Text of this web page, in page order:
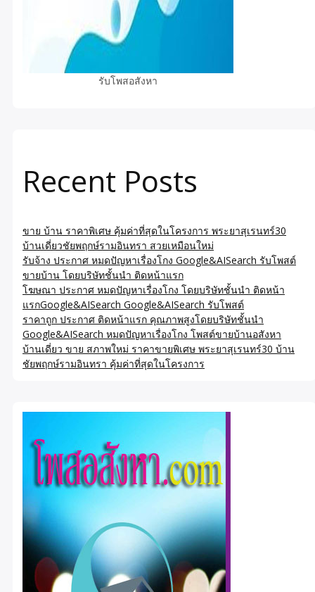
รับโพสอสังหา
Recent Posts
ขาย บ้าน ราคาพิเศษ คุ้มค่าที่สุดในโครงการ พระยาสุเรนทร์30
บ้านเดี่ยวชัยพฤกษ์รามอินทรา สวยเหมือนใหม่
รับจ้าง ประกาศ หมดปัญหาเรื่องโกง Google&AISearch รับโพสต์
ขายบ้าน โดยบริษัทชั้นนำ ติดหน้าแรก
โฆษณา ประกาศ หมดปัญหาเรื่องโกง โดยบริษัทชั้นนำ ติดหน้า
แรกGoogle&AISearch Google&AISearch รับโพสต์
ราคาถูก ประกาศ ติดหน้าแรก คุณภาพสูงโดยบริษัทชั้นนำ
Google&AISearch หมดปัญหาเรื่องโกง โพสต์ขายบ้านอสังหา
บ้านเดี่ยว ขาย สภาพใหม่ ราคาขายพิเศษ พระยาสุเรนทร์30 บ้าน
ชัยพฤกษ์รามอินทรา คุ้มค่าที่สุดในโครงการ